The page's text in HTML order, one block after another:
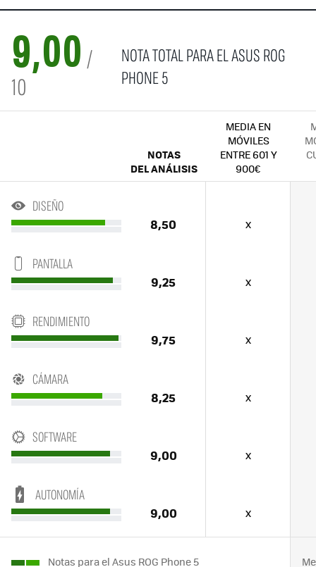
9,00 /
10
NOTA TOTAL PARA EL ASUS ROG
PHONE 5
NOTAS
DEL ANÁLISIS
MEDIA EN
MÓVILES
ENTRE 601 Y
900€
DISEÑO
8,50 x
PANTALLA
9,25 x
RENDIMIENTO
9,75 x
CÁMARA
8,25 x
SOFTWARE
9,00 x
AUTONOMÍA
9,00 x
Notas para el Asus ROG Phone 5